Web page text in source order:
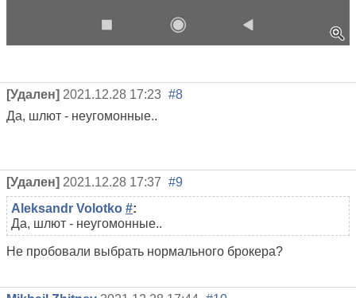
[Удален] 2021.12.28 17:23 #8
Да, шлют - неугомонные..
[Удален] 2021.12.28 17:37 #9
Aleksandr Volotko #:
Да, шлют - неугомонные..
Не пробовали выбрать нормального брокера?